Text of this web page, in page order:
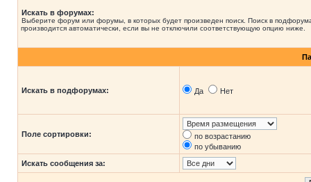
Искать в форумах:
Выберите форум или форумы, в которых будет произведен поиск. Поиск в
производится автоматически, если вы не отключили соответствующую опцию ниже.
Искать в подфорумах: Да Нет
Поле сортировки:
по возрастанию
по убыванию
Искать сообщения за: